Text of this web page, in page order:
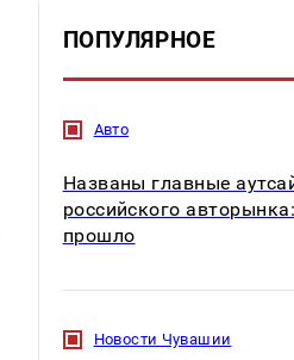
ПОПУЛЯРНОЕ
Авто
Названы главные
российского
прошло
Новости Чувашии